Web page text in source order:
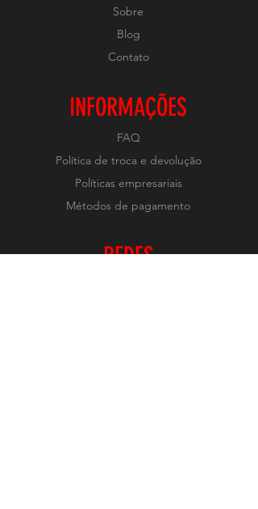
Sobre
Blog
Contato
INFORMAÇÕES
FAQ
Política de troca e devolução
Políticas empresariais
Métodos de pagamento
REDES